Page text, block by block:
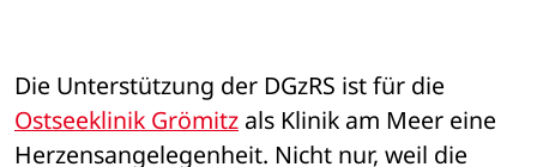
Ostseeklinik Grömitz als Klinik am Meer eine
Herzensangelegenheit. Nicht nur, weil die